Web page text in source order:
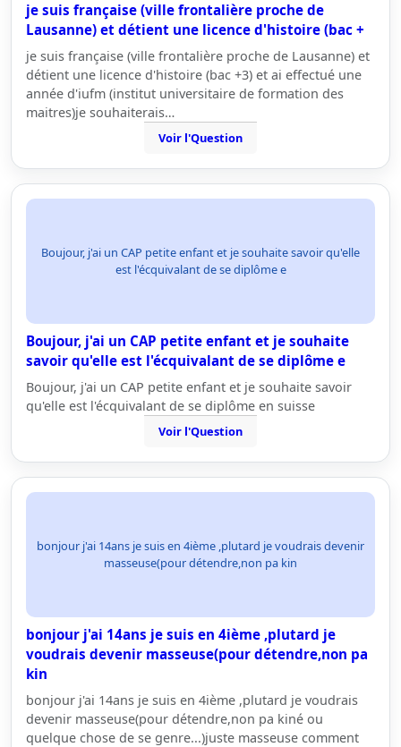
je suis française (ville frontalière proche de
Lausanne) et détient une licence d'histoire (bac +
je suis française (ville frontalière proche de Lausanne) et
détient une licence d'histoire (bac +3) et ai effectué une
année d'iufm (institut universitaire de formation des
maitres)je souhaiterais…
Voir l'Question
Boujour, j'ai un CAP petite enfant et je souhaite savoir qu'elle
est l'écquivalant de se diplôme e
Boujour, j'ai un CAP petite enfant et je souhaite
savoir qu'elle est l'écquivalant de se diplôme e
Boujour, j'ai un CAP petite enfant et je souhaite savoir
qu'elle est l'écquivalant de se diplôme en suisse
Voir l'Question
bonjour j'ai 14ans je suis en 4ième ,plutard je voudrais devenir
masseuse(pour détendre,non pa kin
bonjour j'ai 14ans je suis en 4ième ,plutard je
voudrais devenir masseuse(pour détendre,non pa
kin
bonjour j'ai 14ans je suis en 4ième ,plutard je voudrais
devenir masseuse(pour détendre,non pa kiné ou
quelque chose de se genre...)juste masseuse comment